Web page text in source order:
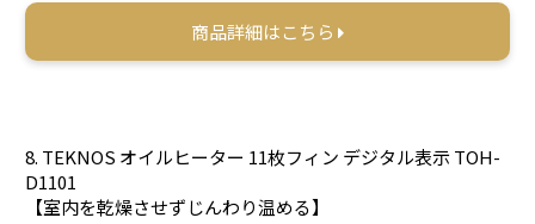
商品詳細はこちら
8. TEKNOS オイルヒーター 11枚フィン デジタル表示 TOH-
D1101
【室内を乾燥させずじんわり温める】